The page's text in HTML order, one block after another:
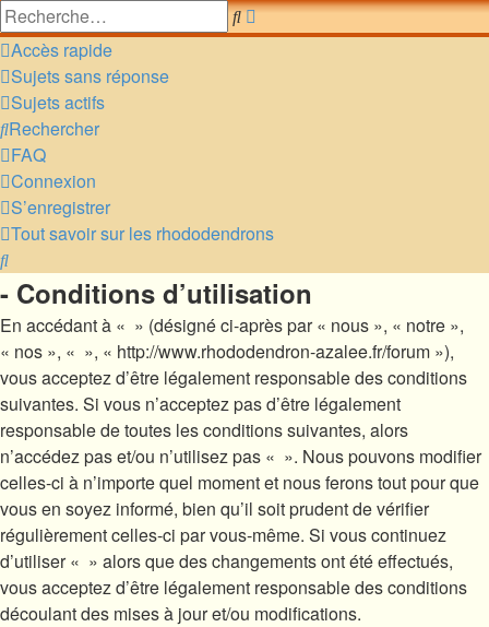
Rechercher
Recherche
avancée
Accès rapide
Sujets sans réponse
Sujets actifs
Rechercher
FAQ
Connexion
S’enregistrer
Tout savoir sur les rhododendrons
Rechercher
- Conditions d’utilisation
En accédant à « » (désigné ci-après par « nous », « notre »,
« nos », « », « http://www.rhododendron-azalee.fr/forum »),
vous acceptez d’être légalement responsable des conditions
suivantes. Si vous n’acceptez pas d’être légalement
responsable de toutes les conditions suivantes, alors
n’accédez pas et/ou n’utilisez pas « ». Nous pouvons modifier
celles-ci à n’importe quel moment et nous ferons tout pour que
vous en soyez informé, bien qu’il soit prudent de vérifier
régulièrement celles-ci par vous-même. Si vous continuez
d’utiliser « » alors que des changements ont été effectués,
vous acceptez d’être légalement responsable des conditions
découlant des mises à jour et/ou modifications.